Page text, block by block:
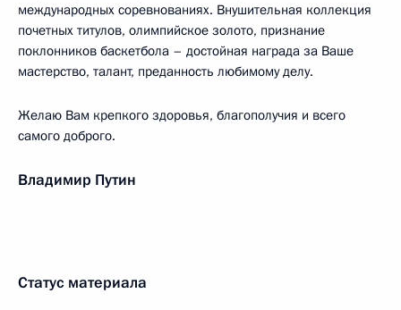
международных соревнованиях. Внушительная коллекция
почетных титулов, олимпийское золото, признание
поклонников баскетбола – достойная награда за Ваше
мастерство, талант, преданность любимому делу.
Желаю Вам крепкого здоровья, благополучия и всего
самого доброго.
Владимир Путин
Статус материала